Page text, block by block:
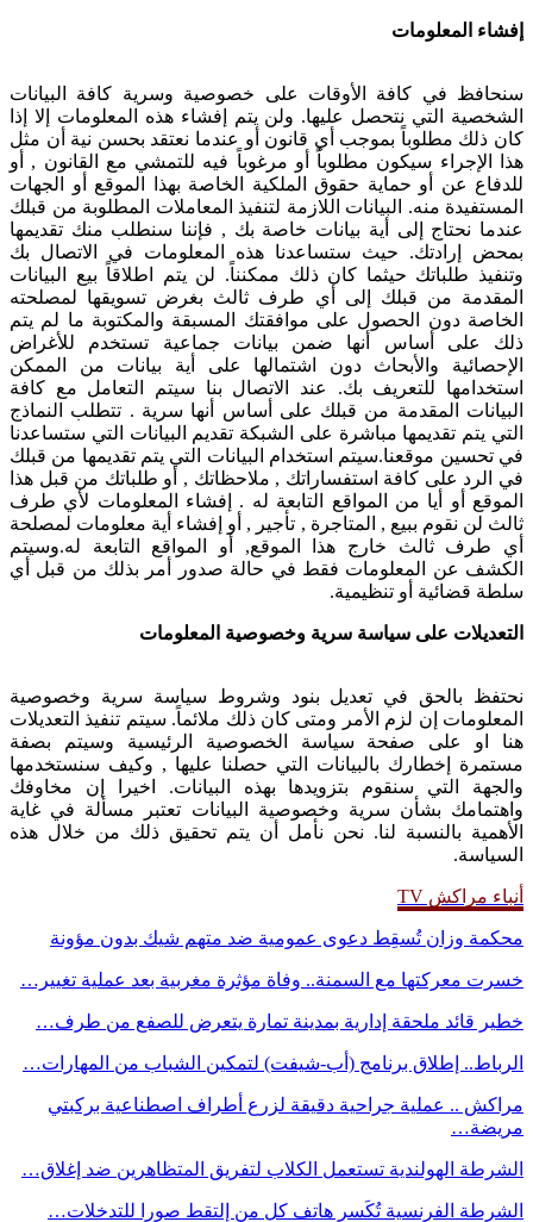
إفشاء المعلومات
سنحافظ في كافة الأوقات على خصوصية وسرية كافة البيانات
الشخصية التي نتحصل عليها. ولن يتم إفشاء هذه المعلومات إلا إذا
كان ذلك مطلوباً بموجب أي قانون أو عندما نعتقد بحسن نية أن مثل
هذا الإجراء سيكون مطلوباً أو مرغوباً فيه للتمشي مع القانون , أو
للدفاع عن أو حماية حقوق الملكية الخاصة بهذا الموقع أو الجهات
المستفيدة منه. البيانات اللازمة لتنفيذ المعاملات المطلوبة من قبلك
عندما نحتاج إلى أية بيانات خاصة بك , فإننا سنطلب منك تقديمها
بمحض إرادتك. حيث ستساعدنا هذه المعلومات في الاتصال بك
وتنفيذ طلباتك حيثما كان ذلك ممكنناً. لن يتم اطلاقاً بيع البيانات
المقدمة من قبلك إلى أي طرف ثالث بغرض تسويقها لمصلحته
الخاصة دون الحصول على موافقتك المسبقة والمكتوبة ما لم يتم
ذلك على أساس أنها ضمن بيانات جماعية تستخدم للأغراض
الإحصائية والأبحاث دون اشتمالها على أية بيانات من الممكن
استخدامها للتعريف بك. عند الاتصال بنا سيتم التعامل مع كافة
البيانات المقدمة من قبلك على أساس أنها سرية . تتطلب النماذج
التي يتم تقديمها مباشرة على الشبكة تقديم البيانات التي ستساعدنا
في تحسين موقعنا.سيتم استخدام البيانات التي يتم تقديمها من قبلك
في الرد على كافة استفساراتك , ملاحظاتك , أو طلباتك من قبل هذا
الموقع أو أيا من المواقع التابعة له . إفشاء المعلومات لأي طرف
ثالث لن نقوم ببيع , المتاجرة , تأجير , أو إفشاء أية معلومات لمصلحة
أي طرف ثالث خارج هذا الموقع, أو المواقع التابعة له.وسيتم
الكشف عن المعلومات فقط في حالة صدور أمر بذلك من قبل أي
سلطة قضائية أو تنظيمية.
التعديلات على سياسة سرية وخصوصية المعلومات
نحتفظ بالحق في تعديل بنود وشروط سياسة سرية وخصوصية
المعلومات إن لزم الأمر ومتى كان ذلك ملائماً. سيتم تنفيذ التعديلات
هنا او على صفحة سياسة الخصوصية الرئيسية وسيتم بصفة
مستمرة إخطارك بالبيانات التي حصلنا عليها , وكيف سنستخدمها
والجهة التي سنقوم بتزويدها بهذه البيانات. اخيرا إن مخاوفك
واهتمامك بشأن سرية وخصوصية البيانات تعتبر مسألة في غاية
الأهمية بالنسبة لنا. نحن نأمل أن يتم تحقيق ذلك من خلال هذه
السياسة.
أنباء مراكش TV
محكمة وزان تُسقِط دعوى عمومية ضد متهم شيك بدون مؤونة
خسرت معركتها مع السمنة.. وفاة مؤثرة مغربية بعد عملية تغيير…
خطير قائد ملحقة إدارية بمدينة تمارة يتعرض للصفع من طرف…
الرباط.. إطلاق برنامج (أب-شيفت) لتمكين الشباب من المهارات…
مراكش .. عملية جراحية دقيقة لزرع أطراف اصطناعية بركبتي
مريضة…
الشرطة الهولندية تستعمل الكلاب لتفريق المتظاهرين ضد إغلاق…
الشرطة الفرنسية تُكَسر هاتف كل من إلتقط صورا للتدخلات…